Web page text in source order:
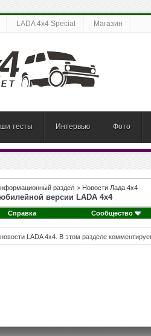
LADA 4x4 Special Магазин
тесты Интервью Фото
раздел > Новости Лада 4х4
версии LADA 4х4
Справка Сообщество
LADA 4x4. В этом разделе